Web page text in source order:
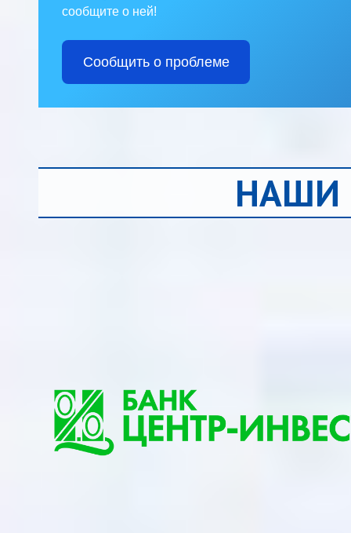
сообщите о ней!
Сообщить о проблеме
НАШИ